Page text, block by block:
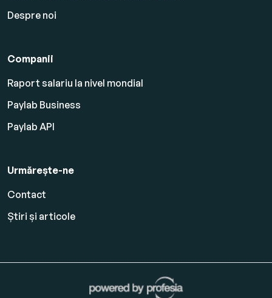
Despre noi
Companii
Raport salariu la nivel mondial
Paylab Business
Paylab API
Urmărește-ne
Contact
Știri și articole